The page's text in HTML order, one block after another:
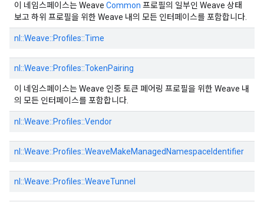
이 네임스페이스는 Weave Common 프로필의 일부인 Weave 상태
보고 하위 프로필을 위한 Weave 내의 모든 인터페이스를 포함합니다.
nl::Weave::Profiles::Time
nl::Weave::Profiles::TokenPairing
이 네임스페이스는 Weave 인증 토큰 페어링 프로필을 위한 Weave 내
의 모든 인터페이스를 포함합니다.
nl::Weave::Profiles::Vendor
nl::Weave::Profiles::WeaveMakeManagedNamespaceIdentifier
nl::Weave::Profiles::WeaveTunnel